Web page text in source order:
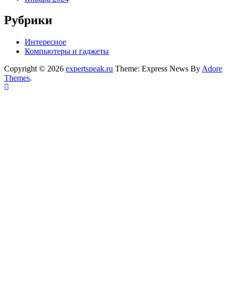
Рубрики
Интересное
Компьютеры и гаджеты
Copyright © 2026 expertspeak.ru Theme: Express News By Adore
Themes.